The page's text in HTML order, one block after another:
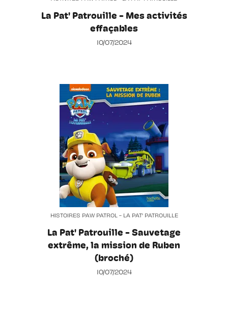
La Pat' Patrouille - Mes activités
effaçables
10/07/2024
HISTOIRES PAW PATROL - LA PAT' PATROUILLE
La Pat' Patrouille - Sauvetage
extrême, la mission de Ruben
(broché)
10/07/2024